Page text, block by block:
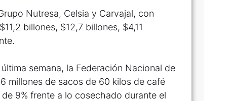
Nutresa, Celsia y Carvajal, con
billones, $12,7 billones, $4,11
semana, la Federación Nacional de
millones de sacos de 60 kilos de café
9% frente a lo cosechado durante el